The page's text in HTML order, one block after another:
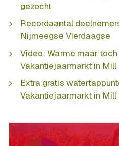
gezocht
Recordaantal
Nijmeegse Vierdaagse
Video: Warme maar
Vakantiejaarmarkt in Mill
Extra gratis
Vakantiejaarmarkt in Mill